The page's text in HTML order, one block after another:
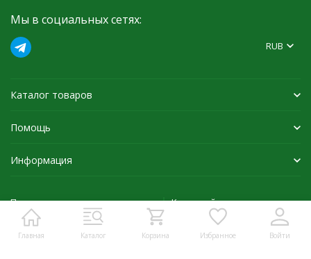
Главная Каталог Корзина Избранное Войти
Мы в социальных сетях:
RUB
Каталог товаров
Помощь
Информация
Политика персональных данных Карта сайта